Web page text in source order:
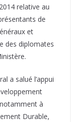
relative au
de
et
des diplomates
a salué l’appui
à
Durable,